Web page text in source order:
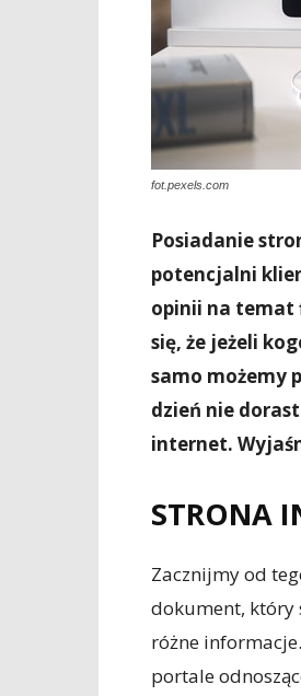
fot.pexels.com
Posiadanie
potencjalni
opinii na temat
się, że jeżeli
samo możemy
dzień nie
internet.
STRONA
Zacznijmy od
dokument, który
różne
portale